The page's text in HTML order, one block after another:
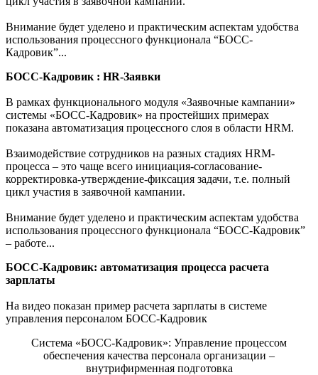
Внимание будет уделено и практическим аспектам удобства
использования процессного функционала “БОСС-
Кадровик”...
БОСС-Кадровик : HR-Заявки
В рамках функционального модуля «Заявочные кампании»
системы «БОСС-Кадровик» на простейших примерах
показана автоматизация процессного слоя в области HRM.
Взаимодействие сотрудников на разных стадиях HRM-
процесса – это чаще всего инициация-согласование-
корректировка-утверждение-фиксация задачи, т.е. полный
цикл участия в заявочной кампании.
Внимание будет уделено и практическим аспектам удобства
использования процессного функционала “БОСС-Кадровик”
– работе...
БОСС-Кадровик: автоматизация процесса расчета
зарплаты
На видео показан пример расчета зарплаты в системе
управления персоналом БОСС-Кадровик
Система «БОСС-Кадровик»: Управление процессом
обеспечения качества персонала организации –
внутрифирменная подготовка